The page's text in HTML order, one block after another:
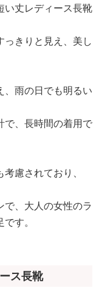
い丈レディース長靴
っきりと見え、美し
、雨の日でも明るい
で、長時間の着用で
慮されており、
で、大人の女性のラ
す。
ス長靴